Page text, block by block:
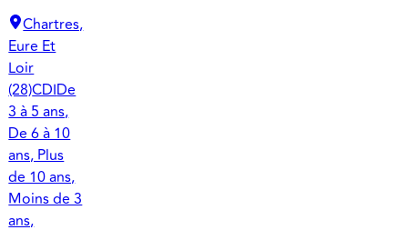
Chartres,
Eure Et
Loir
(28)CDIDe
3 à 5 ans,
De 6 à 10
ans, Plus
de 10 ans,
Moins de 3
ans,